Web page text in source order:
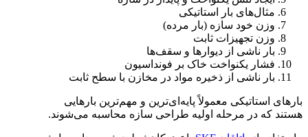
مثال‌های بار استاتیکی
وزن خود سازه (بار مرده)
وزن تجهیزات ثابت
بار ناشی از دیوارها و سقف‌ها
فشار یکنواخت خاک بر فونداسیون
بار ناشی از ذخیره مواد در مخازن با سطح ثابت
بارهای استاتیکی معمولاً پایه‌ای‌ترین و مهم‌ترین بارهایی
هستند که در مرحله اولیه طراحی سازه محاسبه می‌شوند.